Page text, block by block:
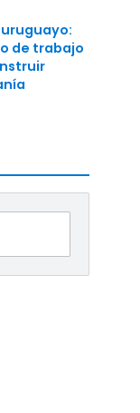
de trabajo